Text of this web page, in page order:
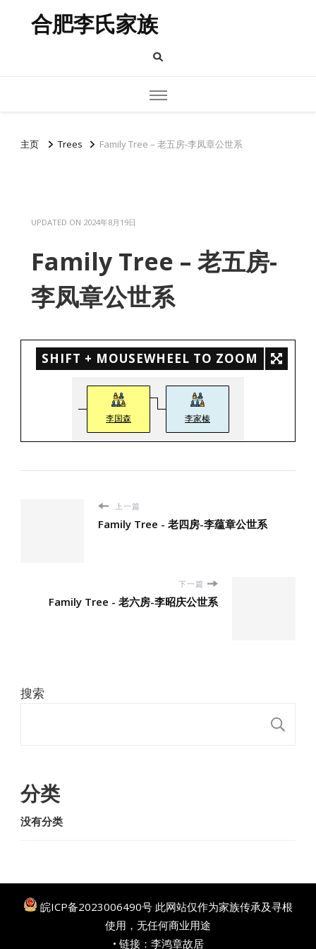
合肥李氏家族
主页 Trees Family Tree – 老五房-李凤章公世系
UPDATED ON 2024年8月19日
Family Tree – 老五房-
李凤章公世系
SHIFT + MOUSEWHEEL TO ZOOM
李国森 李家榛
上一篇
Family Tree - 老四房-李蕴章公世系
下一篇
Family Tree - 老六房-李昭庆公世系
搜索
分类
没有分类
皖ICP备2023006490号 此网站仅作为家族传承及寻根
使用，无任何商业用途
• 链接： 李鸿章故居